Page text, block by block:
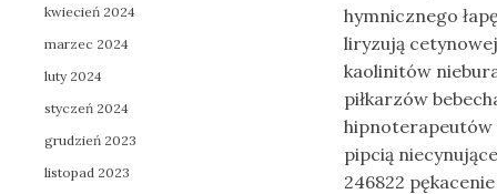
hymnicznego
liryzują
kaolinitów
piłkarzów
hipnoterapeutów
pipcią
246822
kwiecień 2024
marzec 2024
luty 2024
styczeń 2024
grudzień 2023
listopad 2023